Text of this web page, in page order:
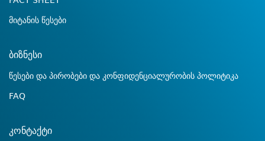
მიტანის წესები
ბიზნესი
წესები და პირობები და კონფიდენციალურობის პოლიტიკა
FAQ
კონტაქტი